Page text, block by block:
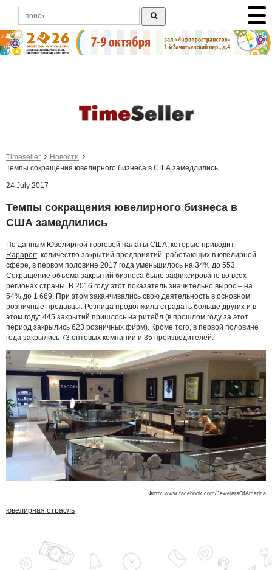
Timeseller
Новости
Темпы сокращения ювелирного бизнеса в США замедлились
24 July 2017
Темпы сокращения ювелирного бизнеса в
США замедлились
По данным Ювелирной торговой палаты США, которые приводит
Rapaport, количество закрытий предприятий, работающих в ювелирной
сфере, в первом половине 2017 года уменьшилось на 34% до 553.
Сокращение объема закрытий бизнеса было зафиксировано во всех
регионах страны. В 2016 году этот показатель значительно вырос – на
54% до 1 669. При этом заканчивались свою деятельность в основном
розничные продавцы. Розница продолжила страдать больше других и в
этом году: 445 закрытий пришлось на ритейл (в прошлом году за этот
период закрылись 623 розничных фирм). Кроме того, в первой половине
года закрылись 73 оптовых компании и 35 производителей.
Фото: www.facebook.com/JewelersOfAmerica
ювелирная отрасль